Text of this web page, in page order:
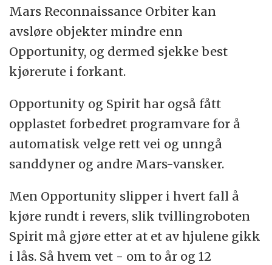
Mars Reconnaissance Orbiter kan
avsløre objekter mindre enn
Opportunity, og dermed sjekke best
kjørerute i forkant.
Opportunity og Spirit har også fått
opplastet forbedret programvare for å
automatisk velge rett vei og unngå
sanddyner og andre Mars-vansker.
Men Opportunity slipper i hvert fall å
kjøre rundt i revers, slik tvillingroboten
Spirit må gjøre etter at et av hjulene gikk
i lås. Så hvem vet - om to år og 12